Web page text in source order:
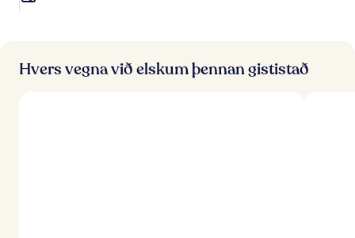
Hvers vegna við elskum þennan gististað